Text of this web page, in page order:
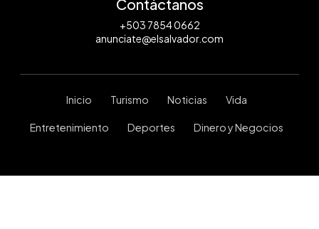
Contáctanos
+503 7854 0662
anunciate@elsalvador.com
Inicio Turismo Noticias Vida
Entretenimiento Deportes Dinero y Negocios